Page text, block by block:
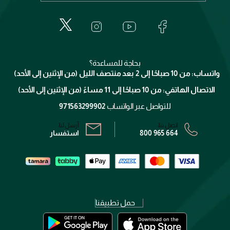
إيف سان لوران
الإرجاع
خدمات المعارض
برنامج الولاء ميوز
الشروط و الأحكام
سياسة الخصوصية
بحاجة للمساعدة؟
واتساب: من 10 صباحًا إلى 2 بعد منتصف الليل (من الإثنين إلى الأحد)
الاتصال الهاتفي: من 10 صباحًا إلى 11 مساءً (من الإثنين إلى الأحد)
للتواصل عبر الواتساب 971563299902
اتصل بنا:
800 965 664
أرسل لنا:
استفسار
حمل تطبيقنا